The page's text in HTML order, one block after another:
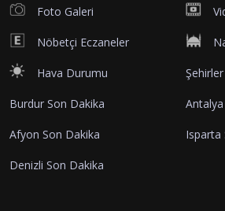
Foto Galeri
Nöbetçi Eczaneler
Hava Durumu Şehirler
Burdur Son Dakika
Afyon Son Dakika Isparta
Denizli Son Dakika